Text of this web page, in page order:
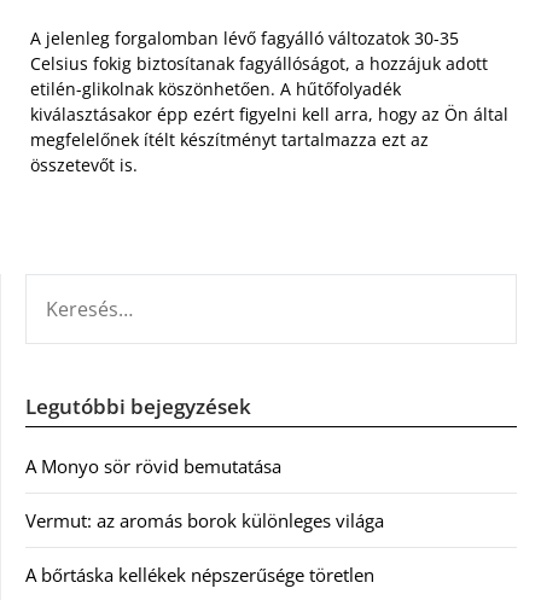
A jelenleg forgalomban lévő fagyálló változatok 30-35
Celsius fokig biztosítanak fagyállóságot, a hozzájuk adott
etilén-glikolnak köszönhetően. A hűtőfolyadék
kiválasztásakor épp ezért figyelni kell arra, hogy az Ön által
megfelelőnek ítélt készítményt tartalmazza ezt az
összetevőt is.
Legutóbbi bejegyzések
A Monyo sör rövid bemutatása
Vermut: az aromás borok különleges világa
A bőrtáska kellékek népszerűsége töretlen